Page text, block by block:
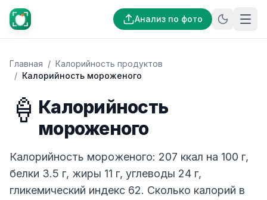
Анализ по фото
Главная / Калорийность продуктов
/ Калорийность мороженого
🍦 Калорийность
мороженого
Калорийность мороженого: 207 ккал на 100 г,
белки 3.5 г, жиры 11 г, углеводы 24 г,
гликемический индекс 62. Сколько калорий в